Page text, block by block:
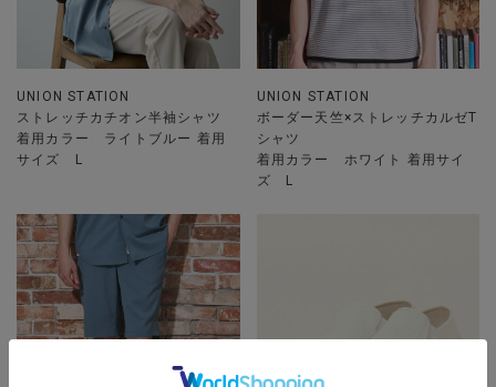
UNION STATION
ストレッチカチオン半袖シャツ
着用カラー ライトブルー 着用
サイズ L
UNION STATION
ボーダー天竺×ストレッチカルゼT
シャツ
着用カラー ホワイト 着用サイ
ズ L